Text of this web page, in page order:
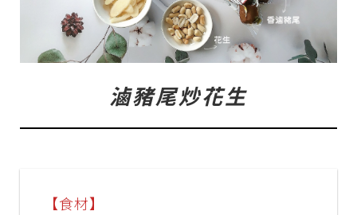
滷豬尾炒花生
【食材】